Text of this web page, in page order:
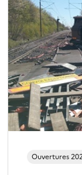
Ouvertures